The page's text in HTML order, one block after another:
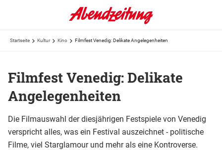
Startseite Kultur Kino Filmfest Venedig: Delikate Angelegenheiten
Filmfest Venedig: Delikate
Angelegenheiten
Die Filmauswahl der diesjährigen Festspiele von Venedig
verspricht alles, was ein Festival auszeichnet - politische
Filme, viel Starglamour und mehr als eine Kontroverse.